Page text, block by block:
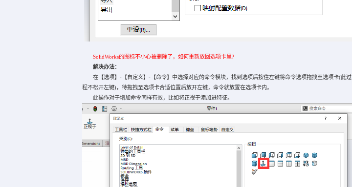
SolidWorks的图标不小心被删除了，如何重新放回选项卡里?
解决办法：
在【选项】-【自定义】-【命令】中选择对应的命令模块，找到选项后按住左键将命令选项拖拽至选项卡(此过
程不松开左键)，待拖拽至选项卡合适位置后放开左键，命令就放置在选项卡内。
此操作对于增加命令同样有效，比如将正视于添加进特征。